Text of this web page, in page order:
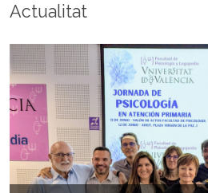
Actualitat